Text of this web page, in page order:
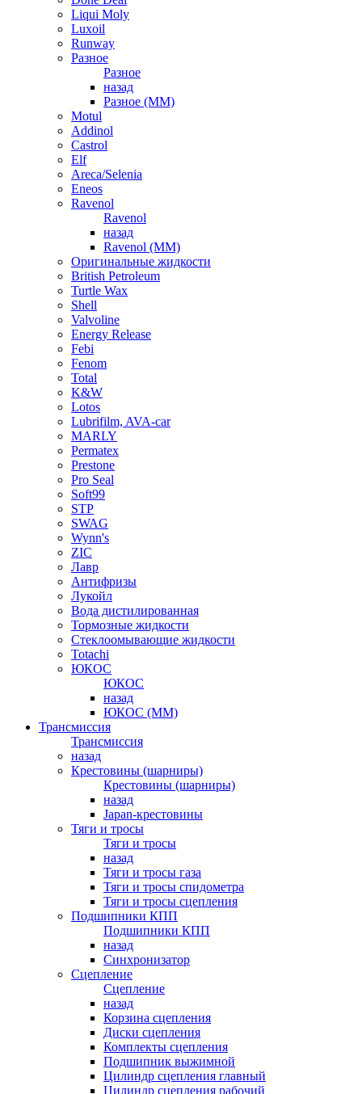
Liqui Moly
Luxoil
Runway
Разное
Разное
назад
Разное (ММ)
Motul
Addinol
Castrol
Elf
Areca/Selenia
Eneos
Ravenol
Ravenol
назад
Ravenol (ММ)
Оригинальные жидкости
British Petroleum
Turtle Wax
Shell
Valvoline
Energy Release
Febi
Fenom
Total
K&W
Lotos
Lubrifilm, AVA-car
MARLY
Permatex
Prestone
Pro Seal
Soft99
STP
SWAG
Wynn's
ZIC
Лавр
Антифризы
Лукойл
Вода дистилированная
Тормозные жидкости
Стеклоомывающие жидкости
Totachi
ЮКОС
ЮКОС
назад
ЮКОС (ММ)
Трансмиссия
Трансмиссия
назад
Крестовины (шарниры)
Крестовины (шарниры)
назад
Japan-крестовины
Тяги и тросы
Тяги и тросы
назад
Тяги и тросы газа
Тяги и тросы спидометра
Тяги и тросы сцепления
Подшипники КПП
Подшипники КПП
назад
Синхронизатор
Сцепление
Сцепление
назад
Корзина сцепления
Диски сцепления
Комплекты сцепления
Подшипник выжимной
Цилиндр сцепления главный
Цилиндр сцепления рабочий